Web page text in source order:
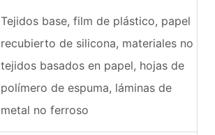
Tejidos base, film de plástico, papel
recubierto de silicona, materiales no
tejidos basados en papel, hojas de
polímero de espuma, láminas de
metal no ferroso